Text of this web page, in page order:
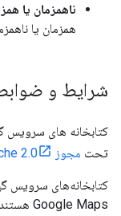
ناهمزمان یا
همزمان یا
شرایط و
تحت مجوز Apache 2.0
کتابخانه‌های سرویس
Google Maps هستند. خدمات وب Google Maps توسط